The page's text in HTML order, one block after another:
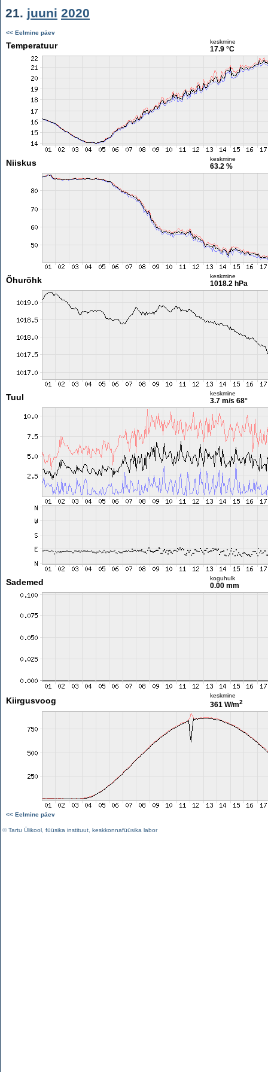
21. juuni 2020
<< Eelmine päev
Temperatuur keskmine
17.9 °C
Niiskus keskmine
63.2 %
Õhurõhk keskmine
1018.2 hPa
Tuul keskmine
3.7 m/s 68°
Sademed koguhulk
0.00 mm
Kiirgusvoog
keskmine
361 W/m2
<< Eelmine päev
©Tartu Ülikool füüsika instituut keskkonnafüüsika labor